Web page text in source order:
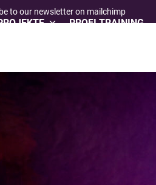
to our newsletter on mailchimp
PROFI TRAINING